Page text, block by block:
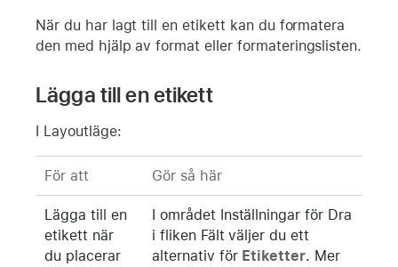
När du har lagt till en etikett kan du formatera
den med hjälp av format eller formateringslisten.
Lägga till en etikett
I Layoutläge:
För att Gör så här
Lägga till en
etikett när
du placerar
I området Inställningar för Dra
i fliken Fält väljer du ett
alternativ för Etiketter. Mer